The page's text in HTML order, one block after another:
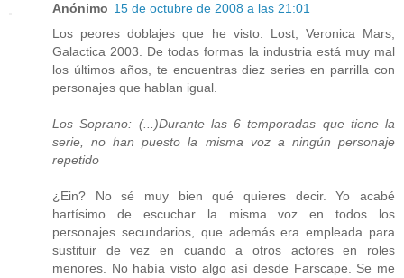
Anónimo 15 de octubre de 2008 a las 21:01
Los peores doblajes que he visto: Lost, Veronica Mars,
Galactica 2003. De todas formas la industria está muy mal
los últimos años, te encuentras diez series en parrilla con
personajes que hablan igual.
Los Soprano: (...)Durante las 6 temporadas que tiene la
serie, no han puesto la misma voz a ningún personaje
repetido
¿Ein? No sé muy bien qué quieres decir. Yo acabé
hartísimo de escuchar la misma voz en todos los
personajes secundarios, que además era empleada para
sustituir de vez en cuando a otros actores en roles
menores. No había visto algo así desde Farscape. Se me